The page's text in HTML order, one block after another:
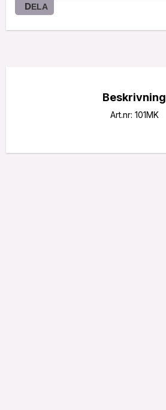
DELA
Beskrivning
Art.nr: 101MK